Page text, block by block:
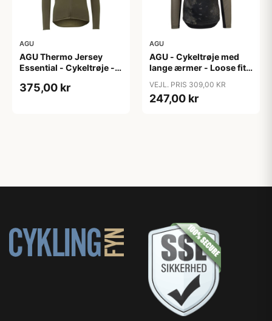
AGU
AGU Thermo Jersey
Essential - Cykeltrøje -
XXL
375,00 kr
AGU
AGU - Cykeltrøje med
lange ærmer - Loose fit -
VEJL. PRIS 309,00 KR
247,00 kr